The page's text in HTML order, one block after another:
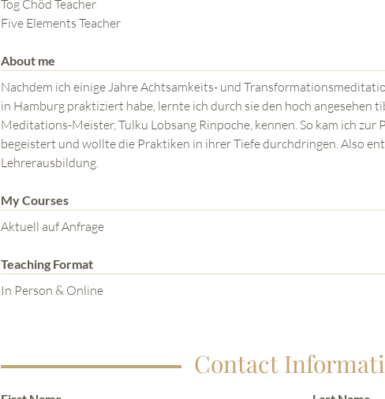
Tog Chöd Teacher
Five Elements Teacher
About me
Nachdem ich einige Jahre Achtsamkeits- und
in Hamburg praktiziert habe, lernte ich durch sie den hoch angesehen
Meditations-Meister, Tulku Lobsang Rinpoche, kennen. So kam ich zur
begeistert und wollte die Praktiken in ihrer Tiefe durchdringen. Also
Lehrerausbildung.
My Courses
Aktuell auf Anfrage
Teaching Format
In Person & Online
Contact